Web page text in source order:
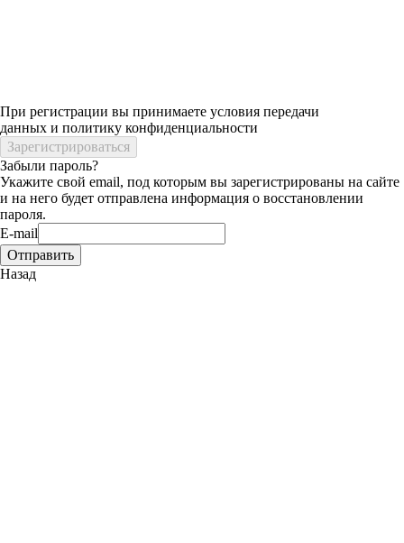
При регистрации вы принимаете условия передачи
данных и политику конфиденциальности
Забыли пароль?
Укажите свой email, под которым вы зарегистрированы на сайте
и на него будет отправлена информация о восстановлении
пароля.
E-mail
Назад